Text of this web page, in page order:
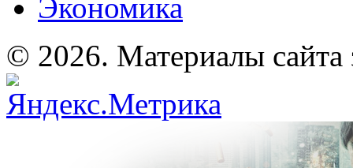
Экономика
© 2026. Материалы